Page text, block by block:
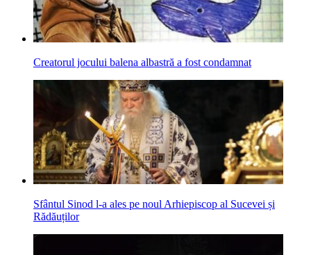
Creatorul jocului balena albastră a fost condamnat
Sfântul Sinod l-a ales pe noul Arhiepiscop al Sucevei și
Rădăuților